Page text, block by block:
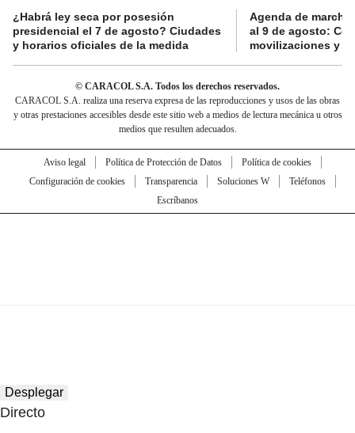
¿Habrá ley seca por posesión
presidencial el 7 de agosto? Ciudades
y horarios oficiales de la medida
Agenda de
al 9 de agosto:
movilizaciones y
© CARACOL S.A. Todos los derechos reservados.
CARACOL S.A. realiza una reserva expresa de las reproducciones y usos de las obras
y otras prestaciones accesibles desde este sitio web a medios de lectura mecánica u otros
medios que resulten adecuados.
Aviso legal Política de Protección de Datos
Política de cookies
Configuración de cookies
Transparencia Soluciones W
Teléfonos
Escríbanos
Desplegar
Directo